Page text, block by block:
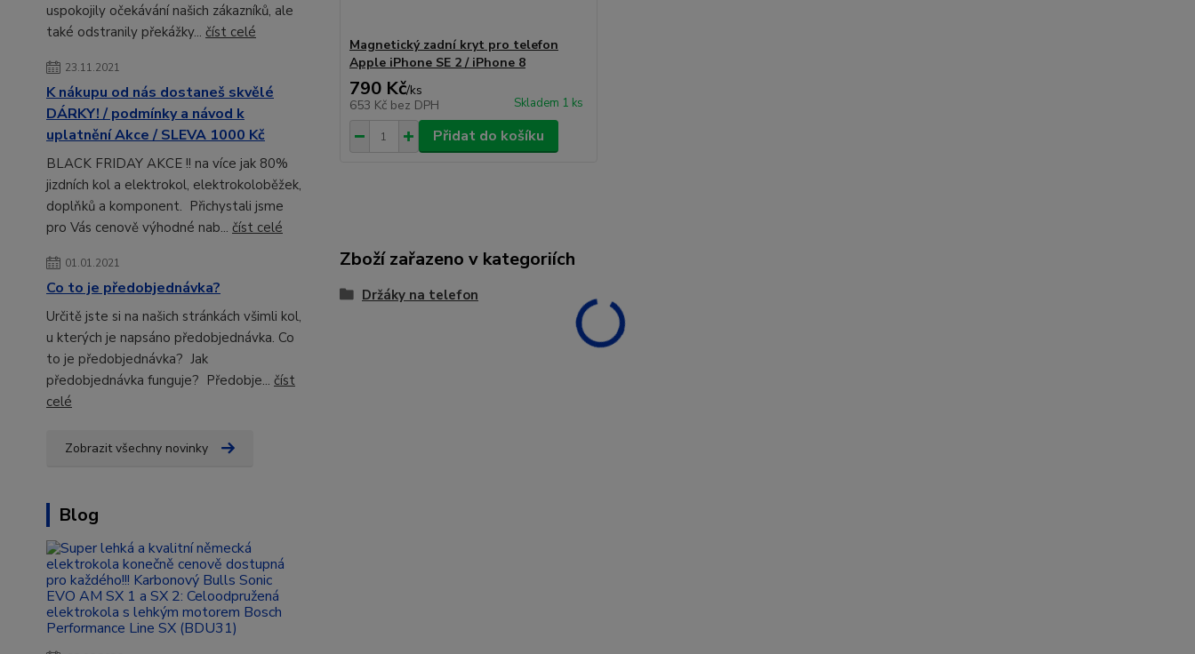
uspokojily očekávání našich zákazníků, ale
také odstranily překážky... číst celé
23.11.2021
K nákupu od nás dostaneš skvělé
DÁRKY! / podmínky a návod k
uplatnění Akce / SLEVA 1000 Kč
BLACK FRIDAY AKCE !! na více jak 80%
jizdních kol a elektrokol, elektrokoloběžek,
doplňků a komponent. Přichystali jsme
pro Vás cenově výhodné nab... číst celé
01.01.2021
Co to je předobjednávka?
Určitě jste si na našich stránkách všimli kol,
u kterých je napsáno předobjednávka. Co
to je předobjednávka? Jak
předobjednávka funguje? Předobje... číst
celé
Zobrazit všechny novinky
Blog
Magnetický zadní kryt pro telefon
Apple iPhone SE 2 / iPhone 8
790 Kč/ks
653 Kč bez DPH Skladem 1 ks
Přidat do košíku
Zboží zařazeno v kategoriích
Držáky na telefon